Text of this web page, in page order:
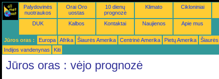
Palydovinės
nuotraukos
Orai Oro
uostas
10 dienų
prognozė
Klimato Cikloniniai
DUK Kalbos Kontaktai Naujienos Apie mus
Jūros oras : Europa Afrika Šiaurės Amerika Centrinė Amerika Pietų Amerika
Indijos vandenynas
Kiti
Jūros oras : vėjo prognozė